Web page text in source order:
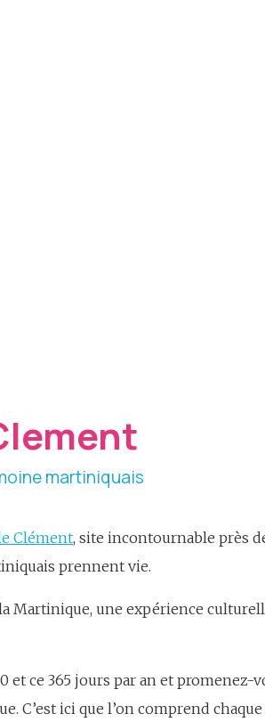
martiniquais
Clément, site incontournable près
prennent vie.
Martinique, une expérience
et ce 365 jours par an et promenez-
C’est ici que l’on comprend